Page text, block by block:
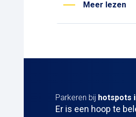
Meer lezen
Parkeren bij hotspots
Er is een hoop te